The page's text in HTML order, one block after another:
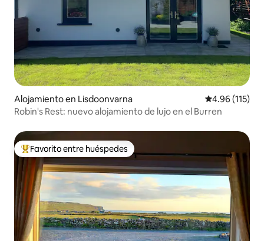
Alojamiento en Lisdoonvarna Calificación
4.96 (115)
Robin's Rest: nuevo alojamiento de lujo en el Burren
Favorito entre huéspedes preferido
Favorito entre huéspedes